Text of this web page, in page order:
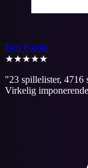
Ben Purdie
★★★★★
"23 spillelister, 4716
Virkelig